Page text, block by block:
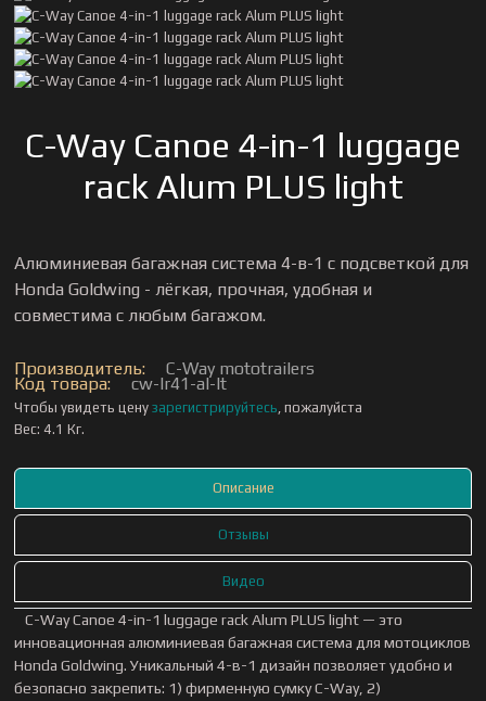
C-Way Canoe 4-in-1 luggage
rack Alum PLUS light
Алюминиевая багажная система 4-в-1 с подсветкой для
Honda Goldwing - лёгкая, прочная, удобная и
совместима с любым багажом.
Производитель: C-Way mototrailers
Код товара: cw-lr41-al-lt
Чтобы увидеть ценузарегистрируйтесь, пожалуйста
Вес:4.1 Кг.
Описание
Отзывы
Видео
C-Way Canoe 4-in-1 luggage rack Alum PLUS light — это
инновационная алюминиевая багажная система для мотоциклов
Honda Goldwing. Уникальный 4-в-1 дизайн позволяет удобно и
безопасно закрепить: 1) фирменную сумку C-Way, 2)